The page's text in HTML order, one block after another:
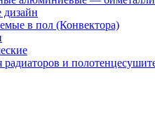
дизайн
в пол (Конвектора)
и